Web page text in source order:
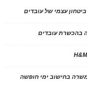
בהכשרת עובדים
בחישוב ימי חופשה